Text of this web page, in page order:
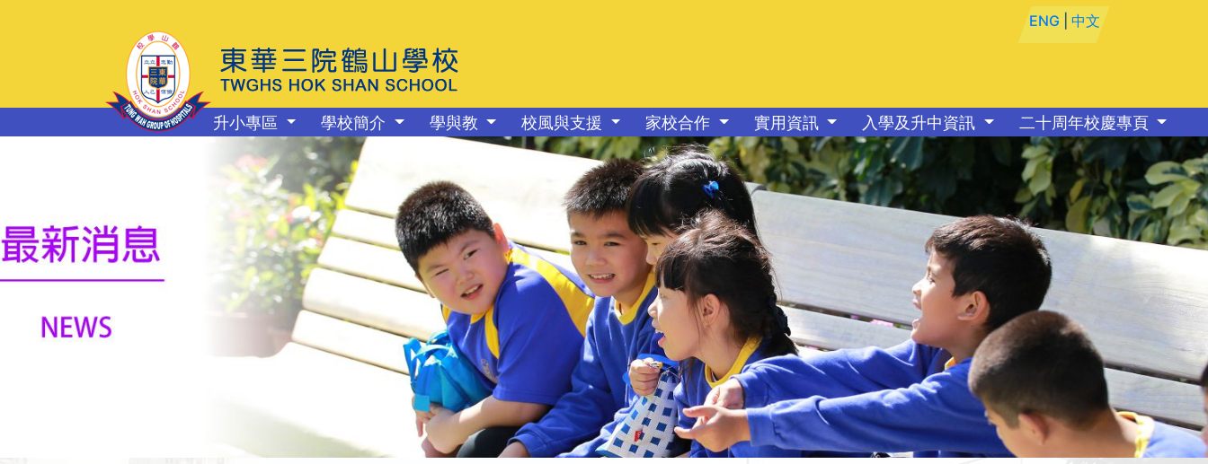
ENG |中文
升小專區 學校簡介 學與教 校風與支援 家校合作 實用資訊 入學及升中資訊 二十周年校慶專頁